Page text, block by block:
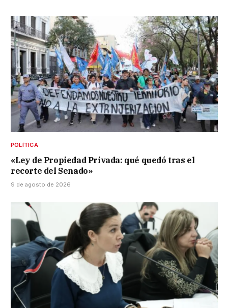
POLÍTICA
«Ley de Propiedad Privada: qué quedó tras el
recorte del Senado»
9 de agosto de 2026